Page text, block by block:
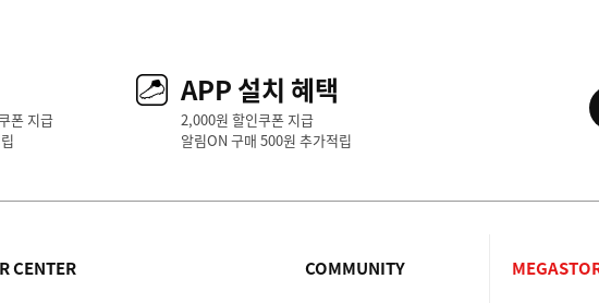
폰 지급
APP 설치 혜택
2,000원 할인쿠폰 지급
알림ON 구매 500원 추가적립
CENTER COMMUNITY